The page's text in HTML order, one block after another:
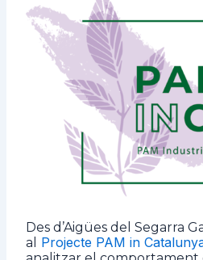
Des d’Aigües del Segarra
al
Projecte PAM in